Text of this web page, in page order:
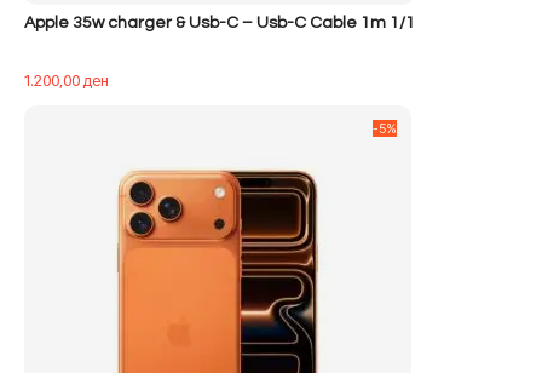
Apple 35w charger & Usb-C – Usb-C Cable 1m 1/1
1.200,00ден
-5%